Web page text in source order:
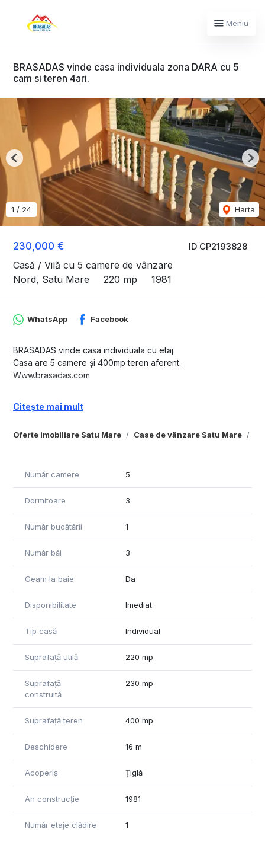
Meniu
BRASADAS vinde casa individuala zona DARA cu 5
cam si teren 4ari.
ID CP2193828
230,000 €
Casă / Vilă cu 5 camere de vânzare
Nord, Satu Mare
220 mp 1981
1 / 24 Harta
Previous
Oferte imobiliare Satu Mare Case de vânzare Satu Mare
WhatsApp Facebook
BRASADAS vinde casa individuala cu etaj.
Casa are 5 camere și 400mp teren aferent.
Www.brasadas.com
Citește mai mult
Număr camere 5
Dormitoare 3
Număr bucătării 1
Număr băi 3
Geam la baie Da
Disponibilitate Imediat
Tip casă Individual
Suprafață utilă 220 mp
Suprafață
construită
230 mp
Suprafață teren 400 mp
Deschidere 16 m
Acoperiș Țiglă
An construcție 1981
Număr etaje clădire 1